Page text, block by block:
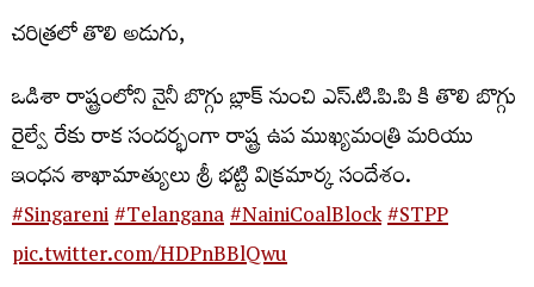
చరిత్రలో తొలి అడుగు,
ఒడిశా రాష్ట్రంలోని నైనీ బొగ్గు బ్లాక్ నుంచి ఎస్.టి.పి.పి కి తొలి బొగ్గు
రైల్వే రేకు రాక సందర్భంగా రాష్ట్ర ఉప ముఖ్యమంత్రి మరియు
ఇంధన శాఖామాత్యులు శ్రీ భట్టి విక్రమార్క సందేశం.
#Singareni#Telangana#NainiCoalBlock#STPP
pic.twitter.com/HDPnBBlQwu